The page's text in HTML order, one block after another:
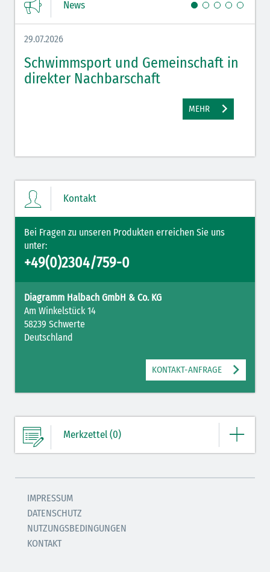
News
29.07.2026
Schwimmsport und Gemeinschaft in
direkter Nachbarschaft
MEHR
Kontakt
Bei Fragen zu unseren Produkten erreichen Sie uns
unter:
+49(0)2304/759-0
Diagramm Halbach GmbH & Co. KG
Am Winkelstück 14
58239 Schwerte
Deutschland
KONTAKT-ANFRAGE
Merkzettel (0)
IMPRESSUM
DATENSCHUTZ
NUTZUNGSBEDINGUNGEN
KONTAKT